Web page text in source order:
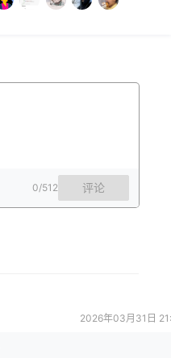
0/512 评论
2026年03月31日